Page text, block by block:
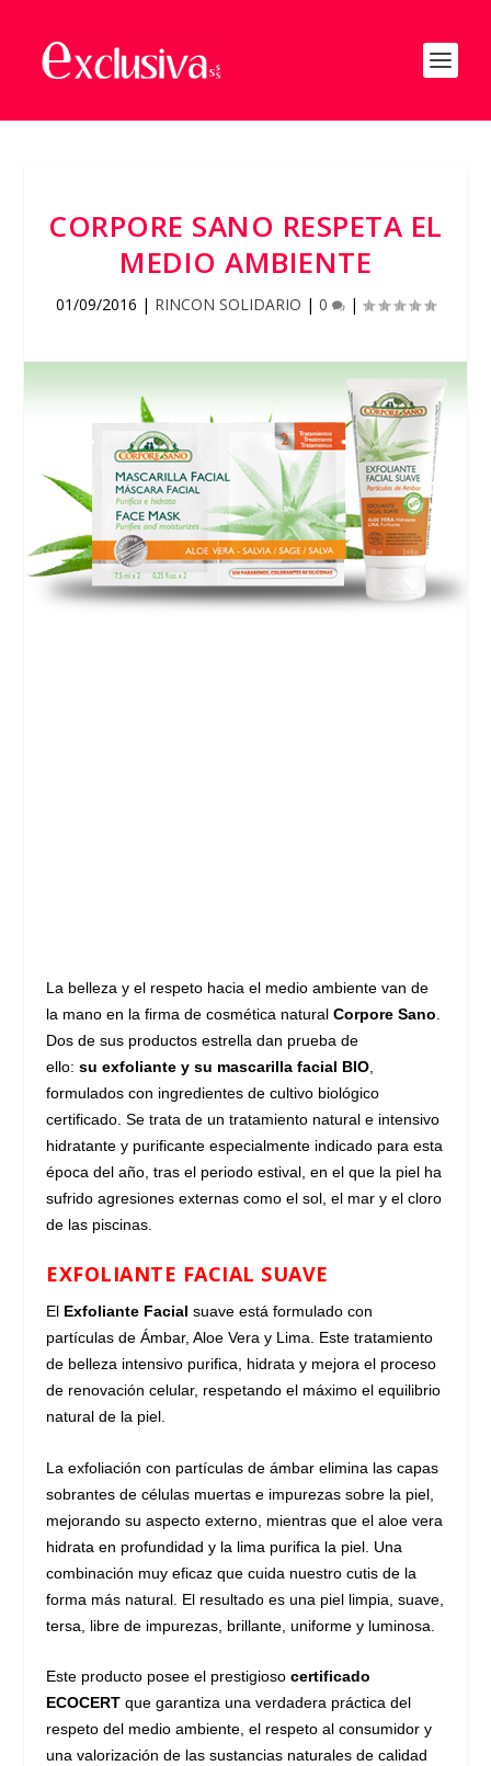
CORPORE SANO RESPETA EL
MEDIO AMBIENTE
01/09/2016 | RINCON SOLIDARIO | 0 |
La belleza y el respeto hacia el medio ambiente van de
la mano en la firma de cosmética naturalCorpore Sano
Dos de sus productos estrella dan prueba de
ello:su exfoliante y su mascarilla facial BIO
formulados con ingredientes decultivo biológico
certificado.Se trata de un tratamiento natural e intensivo
hidratante y purificante especialmente indicado para esta
época del año, tras el periodo estival, en el que la piel ha
sufrido agresiones externas como el sol, el mar y el cloro
de las piscinas.
EXFOLIANTE FACIAL SUAVE
El Exfoliante Facial suave está formulado con
partículas de Ámbar, Aloe Vera y Lima. Este tratamiento
de belleza intensivo purifica, hidrata y mejora el proceso
de renovación celular, respetando el máximo el equilibrio
natural de la piel.
La exfoliación con partículas de ámbar elimina las capas
sobrantes de células muertas e impurezas sobre la piel,
mejorando su aspecto externo, mientras que el aloe vera
hidrata en profundidad y la lima purifica la piel. Una
combinación muy eficaz que cuida nuestro cutis de la
forma más natural. El resultado es una piel limpia, suave,
tersa, libre de impurezas, brillante, uniforme y luminosa.
Este producto posee el prestigiosocertificado
ECOCERT que garantiza una verdadera práctica del
respeto del medio ambiente, el respeto al consumidor y
una valorización de las sustancias naturales de calidad